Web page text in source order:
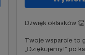
Dźwięk oklasków 👏
Twoje wsparcie to
„Dziękujemy!” po